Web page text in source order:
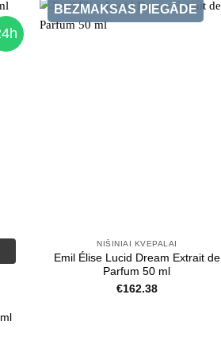
BEZMAKSAS PIEGĀDE
NIŠINIAI KVEPALAI
Emil Élise Lucid Dream Extrait de
Parfum 50 ml
€162.38